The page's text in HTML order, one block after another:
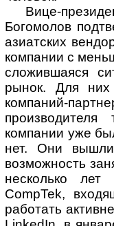
Вице-
Богомолов
азиатских
компании с
сложившаяся
рынок. Для
компаний-
компании уже
нет. Они
возможность
несколько лет
CompTek,
работать